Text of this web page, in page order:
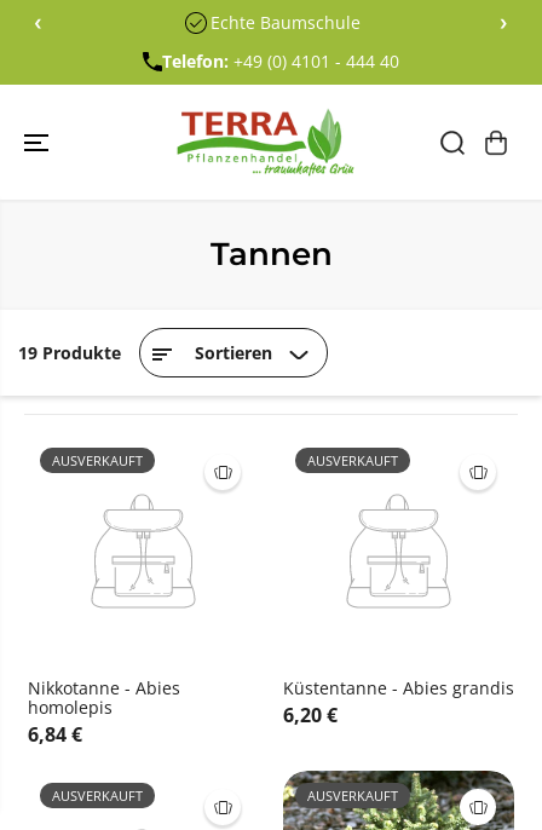
EN SIE ZU
‹ Echte Baumschule ›
Telefon: +49 (0) 4101 - 444 40
Tannen
19 Produkte Sortieren
AUSVERKAUFT
Nikkotanne - Abies
homolepis
6,84 €
AUSVERKAUFT
Küstentanne - Abies grandis
6,20 €
AUSVERKAUFT AUSVERKAUFT